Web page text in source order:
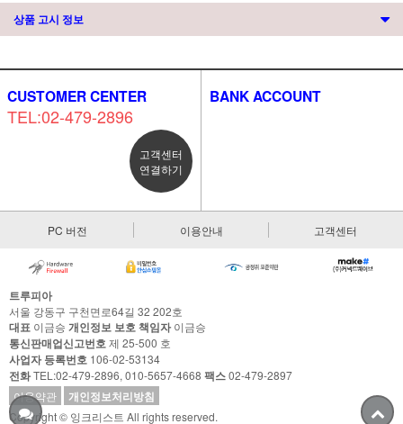
상품 고시 정보
CUSTOMER CENTER
TEL:02-479-2896
고객센터
연결하기
BANK ACCOUNT
PC 버전 이용안내 고객센터
트루피아
서울 강동구 구천면로64길 32 202호
대표 이금승 개인정보 보호 책임자이금승
통신판매업신고번호제 25-500 호
사업자 등록번호 106-02-53134
전화TEL:02-479-2896, 010-5657-4668 팩스02-479-2897
이용약관
개인정보처리방침
Copyright © 잉크리스트 All rights reserved.